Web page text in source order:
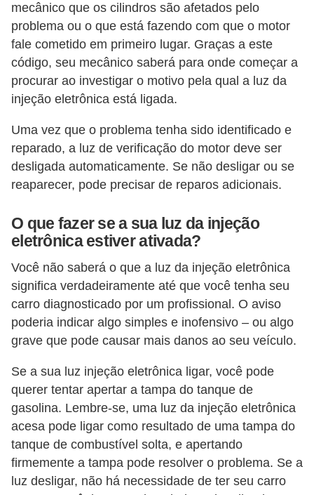
mecânico que os cilindros são afetados pelo
problema ou o que está fazendo com que o motor
fale cometido em primeiro lugar. Graças a este
código, seu mecânico saberá para onde começar a
procurar ao investigar o motivo pela qual a luz da
injeção eletrônica está ligada.
Uma vez que o problema tenha sido identificado e
reparado, a luz de verificação do motor deve ser
desligada automaticamente. Se não desligar ou se
reaparecer, pode precisar de reparos adicionais.
O que fazer se a sua luz da injeção
eletrônica estiver ativada?
Você não saberá o que a luz da injeção eletrônica
significa verdadeiramente até que você tenha seu
carro diagnosticado por um profissional. O aviso
poderia indicar algo simples e inofensivo – ou algo
grave que pode causar mais danos ao seu veículo.
Se a sua luz injeção eletrônica ligar, você pode
querer tentar apertar a tampa do tanque de
gasolina. Lembre-se, uma luz da injeção eletrônica
acesa pode ligar como resultado de uma tampa do
tanque de combustível solta, e apertando
firmemente a tampa pode resolver o problema. Se a
luz desligar, não há necessidade de ter seu carro